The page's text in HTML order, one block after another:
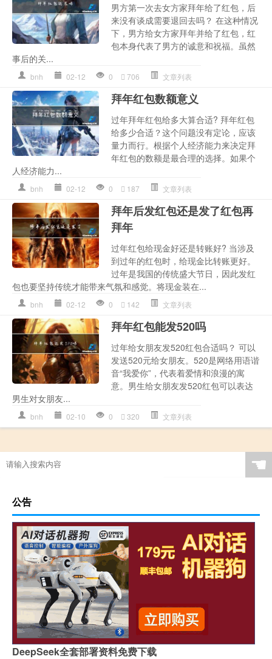
男方第一次去女方家拜年给了红包，后
来没有谈成需要退回去吗？ 在这种情况
下，男方给女方家拜年并给了红包，红
包本身代表了男方的诚意和祝福。虽然
事后的关...
bnh 02-12 0 706 文章列表
拜年红包数额意义
过年拜年红包给多大算合适? 拜年红包
给多少合适？这个问题没有定论，应该
量力而行。根据个人经济能力来决定拜
年红包的数额是最合理的选择。如果个
人经济能力...
bnh 02-12 0 187 文章列表
拜年后发红包还是发了红包再
拜年
过年红包给现金好还是转账好? 当涉及
到过年的红包时，给现金比转账更好。
过年是我国的传统盛大节日，因此发红
包也要坚持传统才能带来气氛和感觉。将现金装在...
bnh 02-12 0 142 文章列表
拜年红包能发520吗
过年给女朋友发520红包合适吗？ 可以
发送520元给女朋友。520是网络用语谐
音“我爱你”，代表着爱情和浪漫的寓
意。男生给女朋友发520红包可以表达
男生对女朋友...
bnh 02-10 0 320 文章列表
☚
公告
DeepSeek全套部署资料免费下载